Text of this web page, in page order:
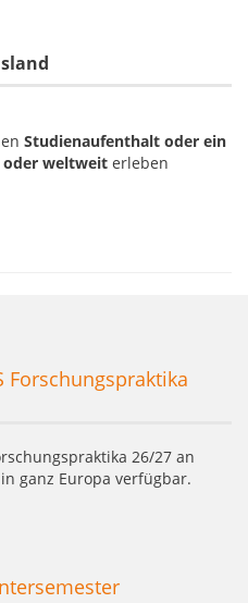
Studienaufenthalt oder ein
oder weltweit erleben
Forschungspraktika
26/27 an
ganz Europa verfügbar.